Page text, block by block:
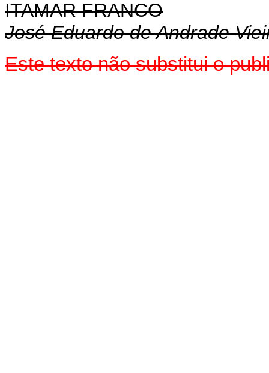
ITAMAR FRANCO
José Eduardo de Andrade
Este texto não substitui o